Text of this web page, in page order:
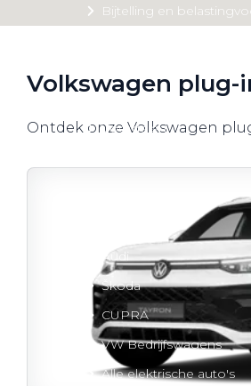
Bijtelling en
Duurzaamheid
Voordelen
Audi
Škoda
CUPRA
VW Bedrijfswagens
Alle elektrische auto's
Volkswagen plug-
Ontdek onze Volkswagen